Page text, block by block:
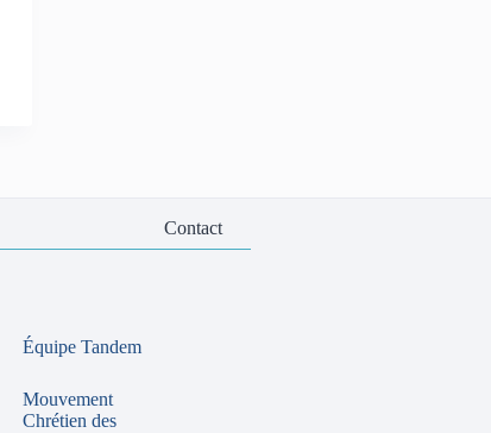
Équipe Tandem
Mouvement
Chrétien des
Contact